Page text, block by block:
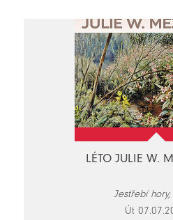
LÉTO JULIE W.
Jestřebí
Út